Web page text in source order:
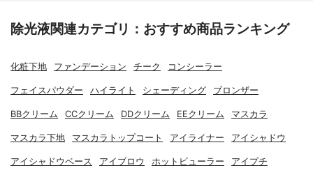
除光液関連カテゴリ：おすすめ商品ランキング
化粧下地 ファンデーション チーク コンシーラー
フェイスパウダー ハイライト シェーディング ブロンザー
BBクリーム CCクリーム DDクリーム EEクリーム マスカラ
マスカラ下地 マスカラトップコート アイライナー アイシャドウ
アイシャドウベース アイブロウ ホットビューラー アイプチ